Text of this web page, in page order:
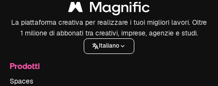
La piattaforma creativa per realizzare i tuoi migliori lavori. Oltre
1 milione di abbonati tra creativi, imprese, agenzie e studi.
Italiano
Prodotti
Spaces